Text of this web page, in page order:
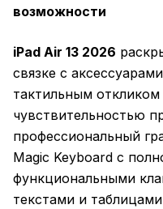
возможности
iPad Air 13 2026
связке с
тактильным
чувствительностью
профессиональный
Magic Keyboard с
функциональными
текстами и